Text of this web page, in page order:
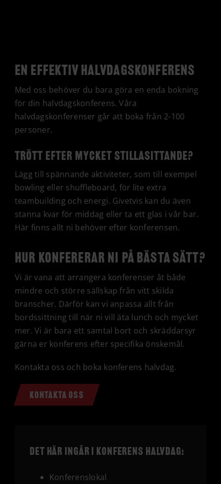
En effektiv halvdagskonferens
Med oss behöver du bara göra en enda bokning
för din halvdagskonferens. Våra
halvdagskonferenser går att boka från 2-100
personer.
Trött efter mycket stillasittande?
Lägg till spännande aktiviteter, som till exempel
bowling eller shuffleboard, för lite extra
teambuilding och energi. Givetvis kan du även
stanna kvar för middag eller ta ett glas i vår bar.
Här finns allt ni behöver efter konferensen.
Hur konfererar ni på bästa sätt?
Vi är vana att arrangera konferenser åt både
mindre och större sällskap från vitt skilda
branscher. Därför kan vi anpassa allt från
bordssittning till när ni vill äta lunch och mycket
mer. Vi är bara ett samtal bort och skräddarsyr
gärna er konferens efter specifika önskemål.
Kontakta oss och boka konferens halvdag.
KONTAKTA OSS
Det här ingår i Konferens halvdag:
Konferenslokal